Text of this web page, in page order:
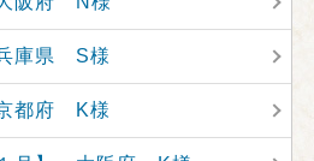
庫県 S様
都府 K様